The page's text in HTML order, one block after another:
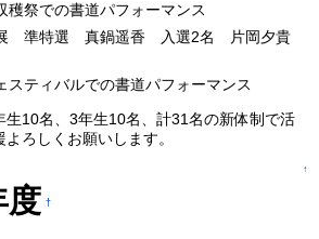
祭での書道パフォーマンス
準特選 真鍋遥香 入選2名 片岡夕貴
ティバルでの書道パフォーマンス
10名、3年生10名、計31名の新体制で活
ろしくお願いします。
↑
度 †